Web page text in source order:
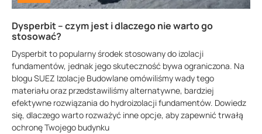
Dysperbit – czym jest i dlaczego nie warto go
stosować?
Dysperbit to popularny środek stosowany do izolacji
fundamentów, jednak jego skuteczność bywa ograniczona. Na
blogu SUEZ Izolacje Budowlane omówiliśmy wady tego
materiału oraz przedstawiliśmy alternatywne, bardziej
efektywne rozwiązania do hydroizolacji fundamentów. Dowiedz
się, dlaczego warto rozważyć inne opcje, aby zapewnić trwałą
ochronę Twojego budynku